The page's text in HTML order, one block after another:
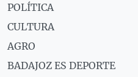
POLÍTICA
CULTURA
AGRO
BADAJOZ ES DEPORTE